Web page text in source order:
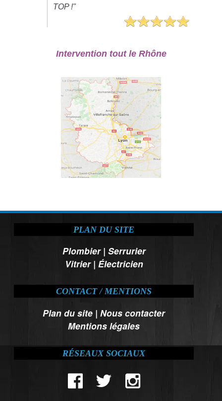
TOP !"
Intervention tout le Rhône
PLAN DU SITE
Plombier| Serrurier
Vitrier| Électricien
CONTACT / MENTIONS
Plan du site |Nous contacter
Mentions légales
RÉSEAUX SOCIAUX